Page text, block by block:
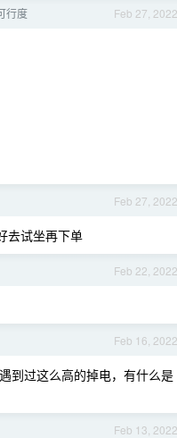
Feb 27, 2022
行度
Feb 27, 2022
去试坐再下单
Feb 22, 2022
Feb 16, 2022
到过这么高的掉电，有什么是
Feb 13, 2022